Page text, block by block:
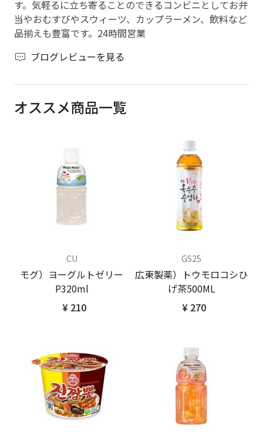
す。気軽るに立ち寄ることのできるコンビニとしてお弁
当やおむすびやスウィーツ、カップラーメン、飲料など
品揃えも豊富です。24時間営業
ブログレビューを見る
オススメ商品一覧
CU
モグ）ヨーグルトゼリー
P320ml
¥ 210
GS25
広東製薬）トウモロコシひ
げ茶500ML
¥ 270